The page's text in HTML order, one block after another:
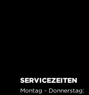
SERVICEZEITEN
Montag - Donnerstag: